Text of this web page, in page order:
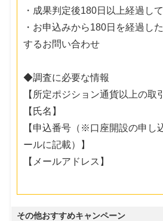
・成果判定後180日以上経過し
・お申込みから180日を経過し
するお問い合わせ
◆調査に必要な情報
【所定ポジション通貨以上の取
【氏名】
【申込番号（※口座開設の申し
ールに記載）】
【メールアドレス】
その他おすすめキャンペーン